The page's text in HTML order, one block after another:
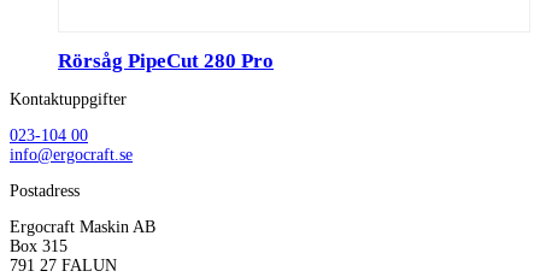
Rörsåg PipeCut 280 Pro
Kontaktuppgifter
023-104 00
info@ergocraft.se
Postadress
Ergocraft Maskin AB
Box 315
791 27 FALUN